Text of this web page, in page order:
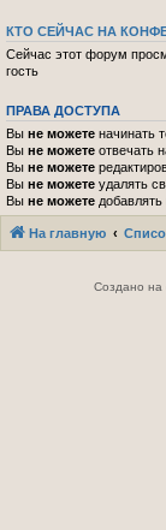
КТО СЕЙЧАС НА
Сейчас этот форум
гость
ПРАВА ДОСТУПА
Вы не можете начинать
Вы не можете отвечать
Вы не можете
Вы не можете удалять
Вы не можете
На главную
Создано на